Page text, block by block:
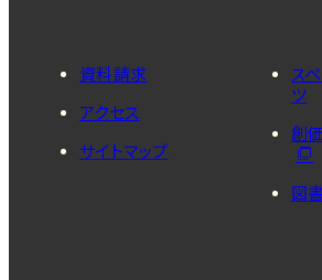
資料請求
アクセス
サイトマップ
ス
ツ
創
図